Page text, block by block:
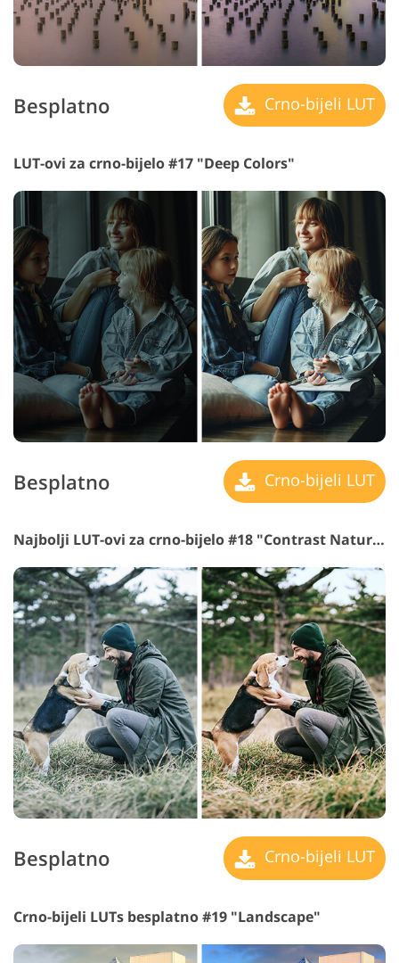
Besplatno Crno-bijeli LUT
LUT-ovi za crno-bijelo #17 "Deep Colors"
Besplatno Crno-bijeli LUT
Najbolji LUT-ovi za crno-bijelo #18 "Contrast Nature"
Besplatno Crno-bijeli LUT
Crno-bijeli LUTs besplatno #19 "Landscape"